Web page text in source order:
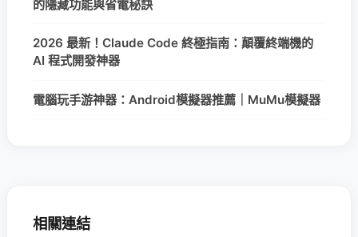
的隱藏功能與省電秘訣
2026 最新！Claude Code 終極指南：顛覆終端機的
AI 程式開發神器
電腦玩手游神器：Android模擬器推薦｜MuMu模擬器
相關連結